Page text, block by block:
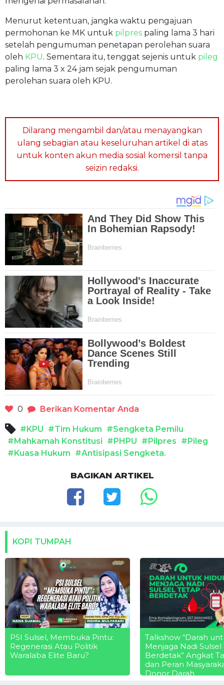
Menurut ketentuan, jangka waktu pengajuan
permohonan ke MK untuk pilpres paling lama 3 hari
setelah pengumuman penetapan perolehan suara
oleh KPU. Sementara itu, tenggat sejenis untuk pileg
paling lama 3 x 24 jam sejak pengumuman
perolehan suara oleh KPU.
Dilarang mengambil dan/atau menayangkan
ulang sebagian atau keseluruhan artikel di atas
untuk konten akun media sosial komersil tanpa
seizin redaksi.
0 Berikan Komentar Anda
#KPU #Tim Hukum #Sengketa Pemilu
#Mahkamah Konstitusi #PHPU #Pilpres #Pileg
#Kuasa Hukum #Antisipasi Sengketa.
BAGIKAN ARTIKEL
KOPI TUMPAH
PSI Sulsel, Membuka Pintu:
Regenerasi Atau Politik
Waralaba Elite Baru?
Talkshow “Darah
Menjaga Nadi Sulsel
Berdetak” Angkat
dan Peran
Donor Darah